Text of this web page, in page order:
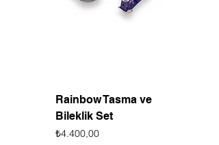
Rainbow Tasma ve
Bileklik Set
Fiyat
₺4.400,00